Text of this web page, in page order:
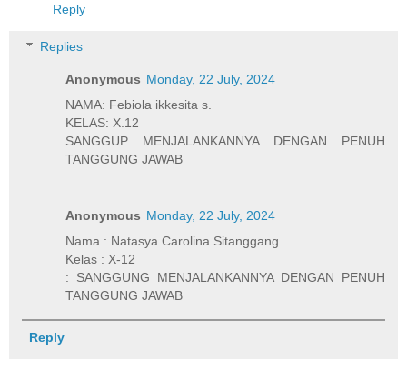
Reply
Replies
Anonymous Monday, 22 July, 2024
NAMA: Febiola ikkesita s.
KELAS: X.12
SANGGUP MENJALANKANNYA DENGAN PENUH
TANGGUNG JAWAB
Anonymous Monday, 22 July, 2024
Nama : Natasya Carolina Sitanggang
Kelas : X-12
: SANGGUNG MENJALANKANNYA DENGAN PENUH
TANGGUNG JAWAB
Reply